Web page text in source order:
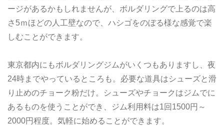
ージがあるかもしれませんが、ボルダリングで上るのは高
さ5ｍほどの人工壁なので、ハシゴをのぼる様な感覚で楽
しむことができます。
東京都内にもボルダリングジムがいくつもありますし、夜
24時までやっているところも。必要な道具はシューズと滑
り止めのチョーク粉だけ。シューズやチョークはジムでに
あるものを使うことができ、ジム利用料は1回1500円～
2000円程度。気軽に始めることができます。